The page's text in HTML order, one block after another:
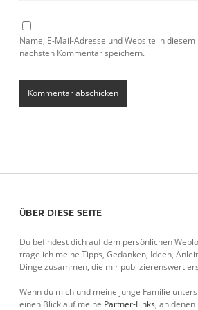
Name, E-Mail-Adresse und Website in
nächsten Kommentar speichern.
Sidebar
ÜBER DIESE SEITE
Du befindest dich auf dem persönlichen
trage ich meine Tipps, Gedanken, Ideen,
Dinge zusammen, die mir publizierenswert
Wenn du mich und meine junge Familie
einen Blick auf meine Partner-Links, an